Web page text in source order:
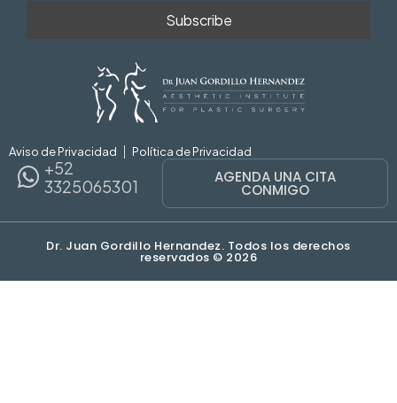
Aviso de Privacidad Política de Privacidad
+52
3325065301
AGENDA UNA CITA
CONMIGO
Dr. Juan Gordillo Hernandez. Todos los derechos
reservados © 2026